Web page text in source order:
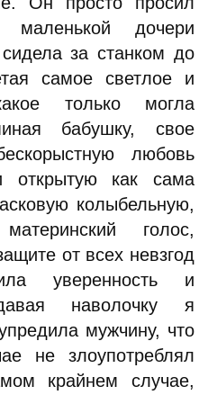
дочери
за станком до
самое светлое и
только могла
бабушку, свое
любовь
открытую как сама
колыбельную,
голос,
от всех невзгод
уверенность и
наволочку я
мужчину, что
не злоупотреблял
крайнем случае,